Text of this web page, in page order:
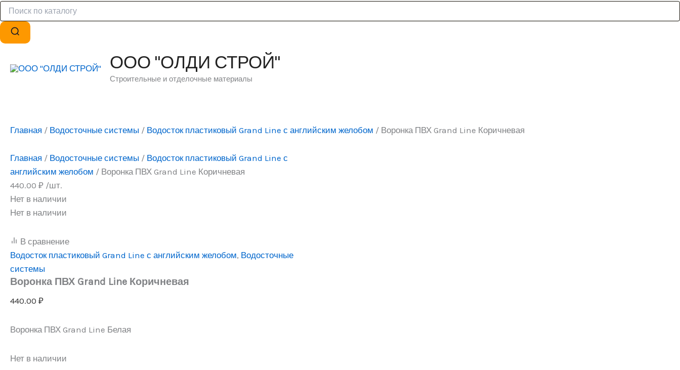
ООО "ОЛДИ СТРОЙ"
Строительные и отделочные материалы
Главная / Водосточные системы / Водосток пластиковый Grand Line с английским желобом / Воронка ПВХ Grand Line Коричневая
Главная / Водосточные системы / Водосток пластиковый Grand Line с
английским желобом / Воронка ПВХ Grand Line Коричневая
440.00 ₽ /шт.
Нет в наличии
Нет в наличии
В сравнение
Водосток пластиковый Grand Line с английским желобом, Водосточные
системы
Воронка ПВХ Grand Line Коричневая
440.00 ₽
Воронка ПВХ Grand Line Белая
Нет в наличии